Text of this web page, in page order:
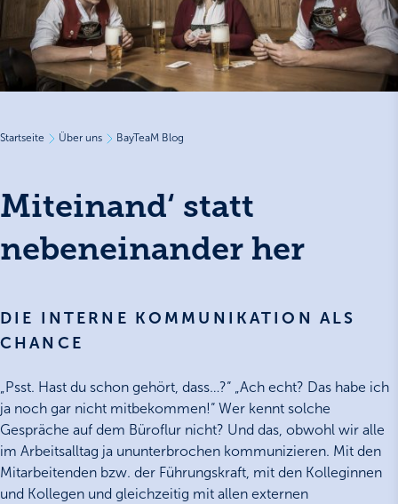
Startseite Über uns BayTeaM Blog
Miteinand‘ statt
nebeneinander her
DIE INTERNE KOMMUNIKATION ALS
CHANCE
„Psst. Hast du schon gehört, dass…?“ „Ach echt? Das habe ich
ja noch gar nicht mitbekommen!“ Wer kennt solche
Gespräche auf dem Büroflur nicht? Und das, obwohl wir alle
im Arbeitsalltag ja ununterbrochen kommunizieren. Mit den
Mitarbeitenden bzw. der Führungskraft, mit den Kolleginnen
und Kollegen und gleichzeitig mit allen externen